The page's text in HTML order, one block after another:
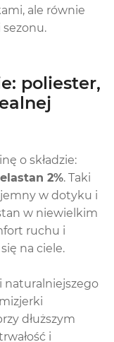
ale równie
poliester,
o składzie:
elastan 2%. Taki
w dotyku i
w niewielkim
ruchu i
na ciele.
naturalniejszego
dłuższym
i